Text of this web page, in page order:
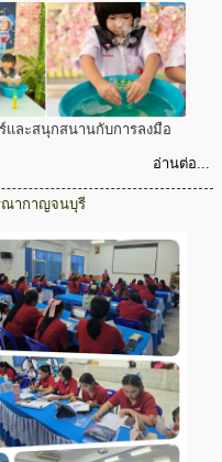
และสนุกสนานกับการลงมือ
อ่านต่อ...
ณากาญจนบุรี